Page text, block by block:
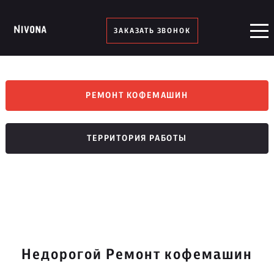
ЗАКАЗАТЬ ЗВОНОК
РЕМОНТ КОФЕМАШИН
ТЕРРИТОРИЯ РАБОТЫ
Недорогой Ремонт кофемашин